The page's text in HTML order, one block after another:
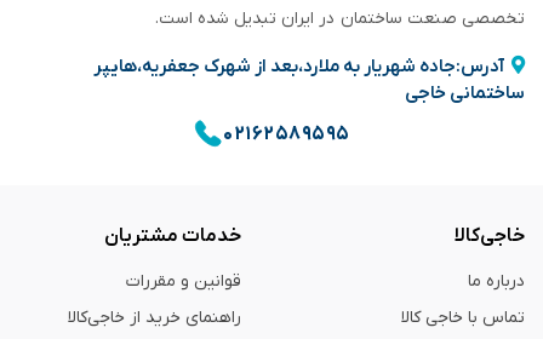
تخصصی صنعت ساختمان در ایران تبدیل شده است.
آدرس:جاده شهریار به ملارد،بعد از شهرک جعفریه،هایپر
ساختمانی خاجی
۰۲۱۶۲۵۸۹۵۹۵
خاجی‌کالا
درباره ما
تماس با خاجی کالا
خدمات مشتریان
قوانین و مقررات
راهنمای خرید از خاجی‌کالا